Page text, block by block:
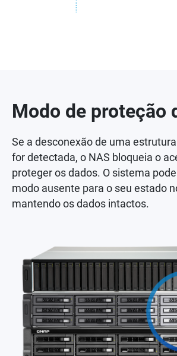
Modo de proteção
Se a desconexão de uma
for detectada, o NAS bloqueia o
proteger os dados. O sistema
modo ausente para o seu estado
mantendo os dados intactos.